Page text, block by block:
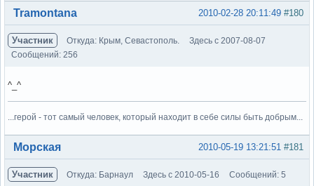
Вне форума #180
2010-02-28 20:11:49
Tramontana
Участник Откуда: Крым, Севастополь.
Здесь с 2007-08-07
Сообщений: 256
^_^
...герой - тот самый человек, который находит в себе силы быть добрым...
Вне форума #181
2010-05-19 13:21:51
Морская
Участник Откуда: Барнаул Здесь с 2010-05-16 Сообщений: 5